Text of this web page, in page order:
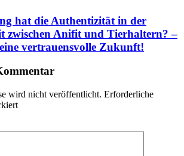
hat die Authentizität in der
zwischen Anifit und Tierhaltern? –
vertrauensvolle Zukunft!
wird nicht veröffentlicht. Erforderliche